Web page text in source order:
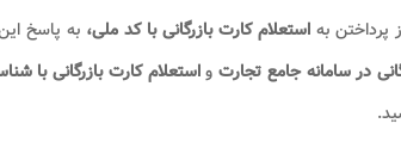
پرداختن به استعلام کارت بازرگانی با کد ملی، به پاسخ
در سامانه جامع تجارت واستعلام کارت بازرگانی با